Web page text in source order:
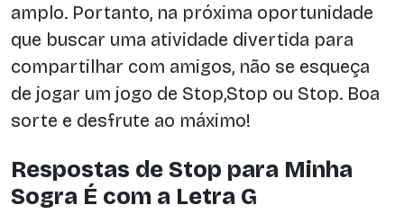
amplo. Portanto, na próxima oportunidade
que buscar uma atividade divertida para
compartilhar com amigos, não se esqueça
de jogar um jogo de Stop,Stop ou Stop. Boa
sorte e desfrute ao máximo!
Respostas de Stop para Minha
Sogra É com a Letra G